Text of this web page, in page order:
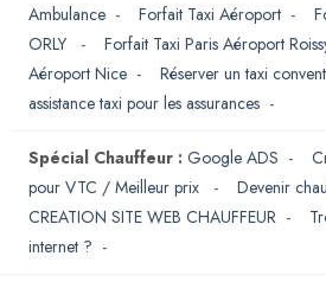
Ambulance - Forfait Taxi Aéroport -
ORLY
- Forfait Taxi Paris Aéroport
Aéroport Nice - Réserver un taxi
assistance taxi pour les assurances -
Spécial Chauffeur : Google ADS -
pour VTC / Meilleur prix
- Devenir
CREATION SITE WEB CHAUFFEUR -
internet ? -